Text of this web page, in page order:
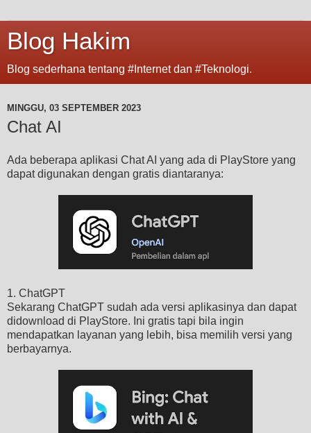
Blog Hakim
Blog sederhana tentang #Internet dan #Teknologi.
MINGGU, 03 SEPTEMBER 2023
Chat AI
Ada beberapa aplikasi Chat AI yang ada di PlayStore yang
dapat digunakan dengan gratis diantaranya:
1. ChatGPT
Sekarang ChatGPT sudah ada versi aplikasinya dan dapat
didownload di PlayStore. Ini gratis tapi bila ingin
mendapatkan layanan yang lebih, bisa memilih versi yang
berbayarnya.